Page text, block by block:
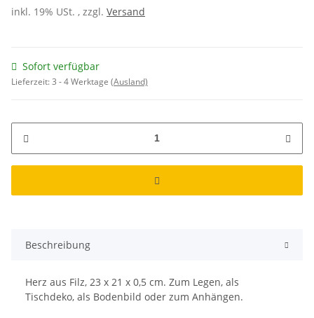
inkl. 19% USt. , zzgl. Versand
Sofort verfügbar
Lieferzeit:3 - 4 Werktage (Ausland)
Beschreibung
Herz aus Filz, 23 x 21 x 0,5 cm. Zum Legen, als
Tischdeko, als Bodenbild oder zum Anhängen.